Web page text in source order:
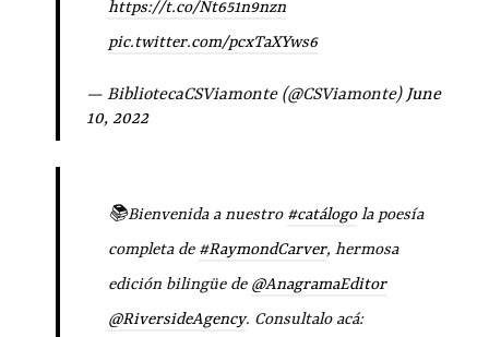
https://t.co/Nt651n9nzn
pic.twitter.com/pcxTaXYws6
— BibliotecaCSViamonte (@CSViamonte) June
10, 2022
📚Bienvenida a nuestro #catálogola poesía
completa de #RaymondCarver, hermosa
edición bilingüe de @AnagramaEditor
@RiversideAgency. Consultalo acá: